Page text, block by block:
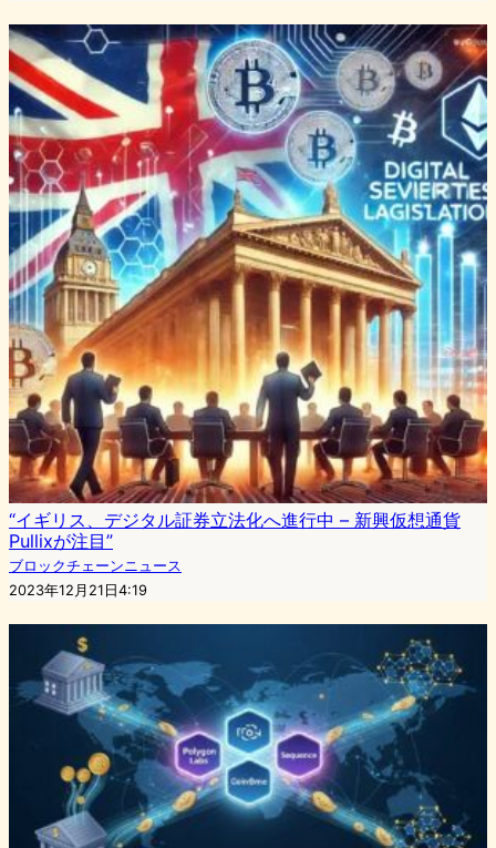
“イギリス、デジタル証券立法化へ進行中 – 新興仮想通貨
Pullixが注目”
ブロックチェーンニュース
2023年12月21日4:19